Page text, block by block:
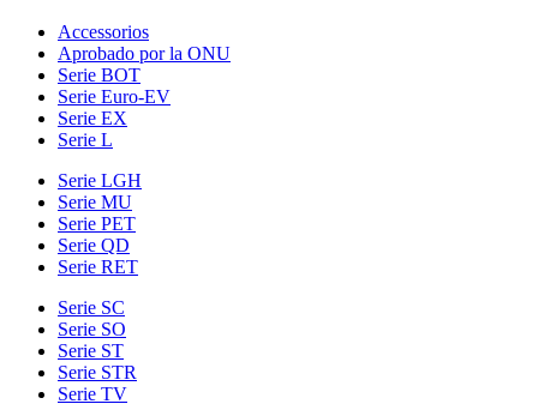
Accessorios
Aprobado por la ONU
Serie BOT
Serie Euro-EV
Serie EX
Serie L
Serie LGH
Serie MU
Serie PET
Serie QD
Serie RET
Serie SC
Serie SO
Serie ST
Serie STR
Serie TV